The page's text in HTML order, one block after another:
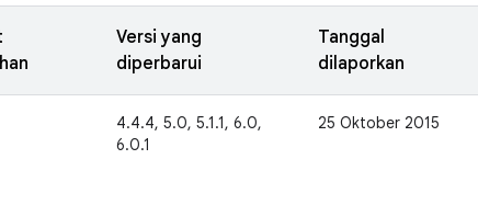
Versi yang
diperbarui
Tanggal
dilaporkan
4.4.4, 5.0, 5.1.1, 6.0,
6.0.1
25 Oktober 2015